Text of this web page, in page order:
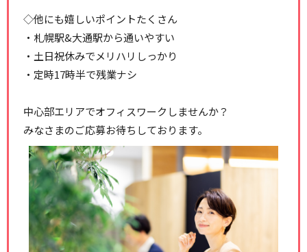
◇他にも嬉しいポイントたくさん
・札幌駅&大通駅から通いやすい
・土日祝休みでメリハリしっかり
・定時17時半で残業ナシ
中心部エリアでオフィスワークしませんか？
みなさまのご応募お待ちしております。